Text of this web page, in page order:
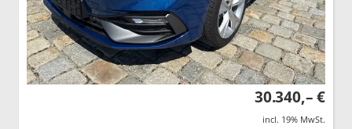
30.340,– €
incl. 19% MwSt.